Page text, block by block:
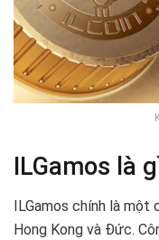
ILGamos là
ILGamos chính là
Hong Kong và Đức.